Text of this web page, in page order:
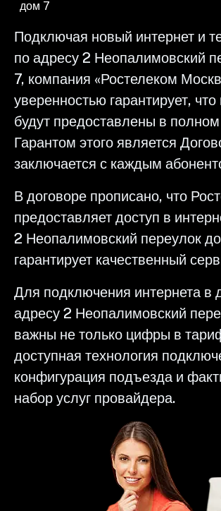
дом 7
Подключая новый интернет и
по адресу 2 Неопалимовский
7, компания «Ростелеком
уверенностью гарантирует, что
будут предоставлены в
Гарантом этого является
заключается с каждым
В договоре прописано, что
предоставляет доступ в
2 Неопалимовский переулок
гарантирует качественный
Для подключения интернета в
адресу 2 Неопалимовский
важны не только цифры в
доступная технология
конфигурация подъезда и
набор услуг провайдера.